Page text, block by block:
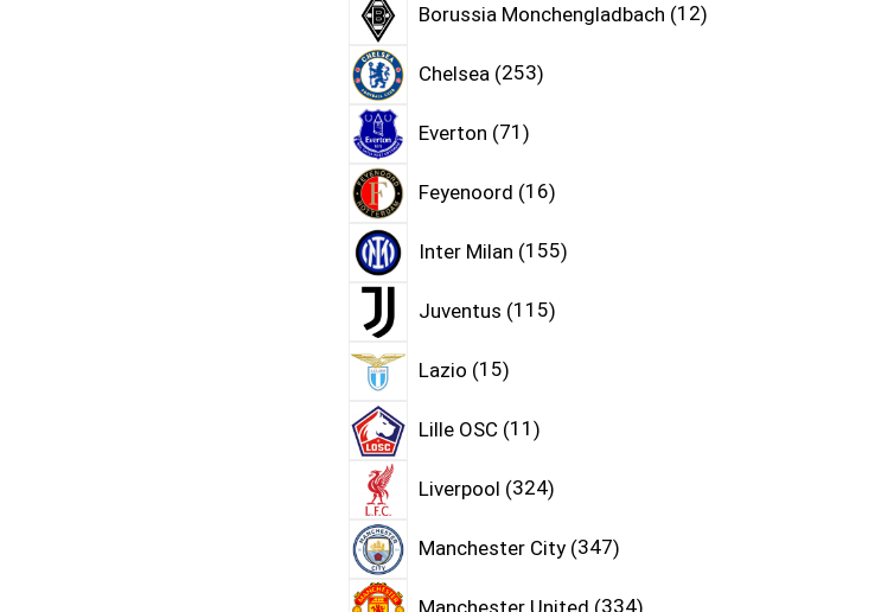
Borussia Monchengladbach 12
Chelsea 253
Everton 71
Feyenoord 16
Inter Milan 155
Juventus 115
Lazio 15
Lille OSC 11
Liverpool 324
Manchester City 347
Manchester United 334